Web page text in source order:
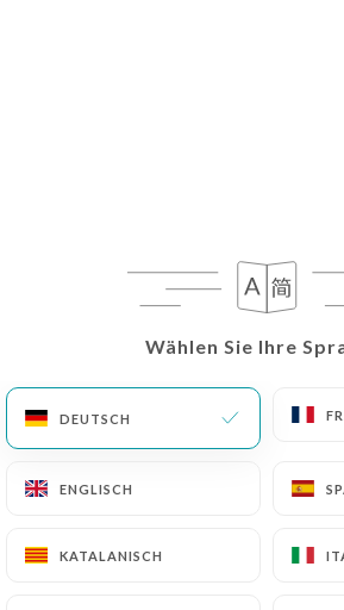
Wählen Sie Ihre
DEUTSCH
ENGLISCH
KATALANISCH
Galerie
Wählen Sie Ihre
DEUTSCH
ENGLISCH
KATALANISCH